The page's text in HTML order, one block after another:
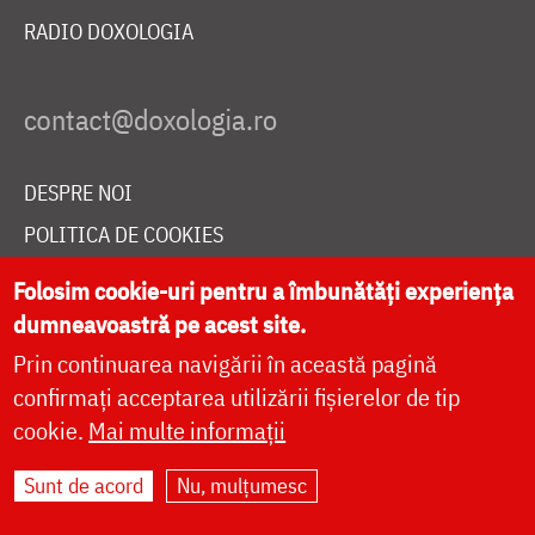
RADIO DOXOLOGIA
DESPRE NOI
POLITICA DE COOKIES
DONEAZĂ ONLINE PENTRU CATEDRALA NAȚIONALĂ
LIVE
Site dezvoltat deDOXOLOGIA MEDIA
Arhiepiscopia Iașilor | ©
Folosim cookie-uri pentru a îmbunătăți experiența
dumneavoastră pe acest site.
Prin continuarea navigării în această pagină
confirmați acceptarea utilizării fișierelor de tip
cookie. Mai multe informații
Sunt de acord Nu, mulțumesc